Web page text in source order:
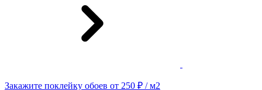
Закажите поклейку обоев от 250 ₽ / м2